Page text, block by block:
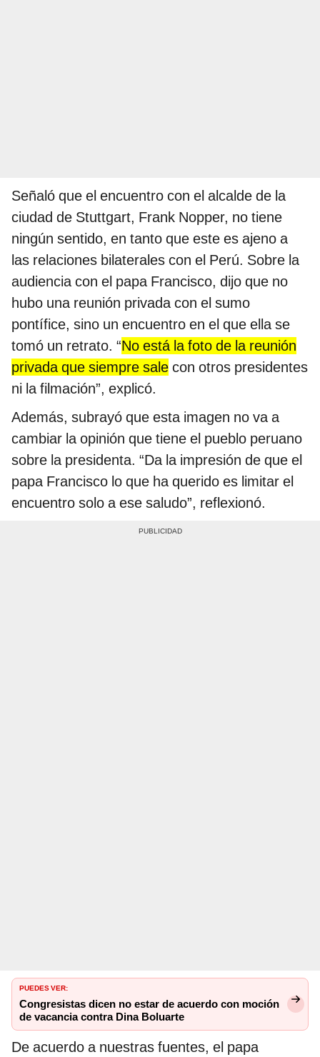
Señaló que el encuentro con el alcalde de la
ciudad de Stuttgart, Frank Nopper, no tiene
ningún sentido, en tanto que este es ajeno a
las relaciones bilaterales con el Perú. Sobre la
audiencia con el papa Francisco, dijo que no
hubo una reunión privada con el sumo
pontífice, sino un encuentro en el que ella se
tomó un retrato. “No está la foto de la reunión
privada que siempre sale con otros presidentes
ni la filmación”, explicó.
Además, subrayó que esta imagen no va a
cambiar la opinión que tiene el pueblo peruano
sobre la presidenta. “Da la impresión de que el
papa Francisco lo que ha querido es limitar el
encuentro solo a ese saludo”, reflexionó.
PUEDES VER:
Congresistas dicen no estar de acuerdo con moción
de vacancia contra Dina Boluarte
De acuerdo a nuestras fuentes, el papa